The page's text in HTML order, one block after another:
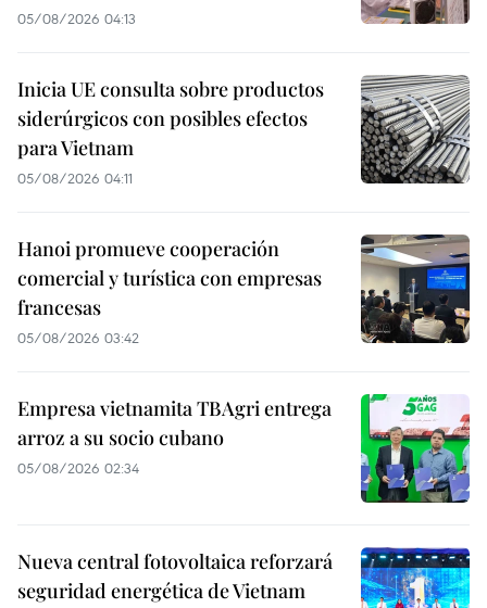
05/08/2026 04:13
Inicia UE consulta sobre productos
siderúrgicos con posibles efectos
para Vietnam
05/08/2026 04:11
Hanoi promueve cooperación
comercial y turística con empresas
francesas
05/08/2026 03:42
Empresa vietnamita TBAgri entrega
arroz a su socio cubano
05/08/2026 02:34
Nueva central fotovoltaica reforzará
seguridad energética de Vietnam